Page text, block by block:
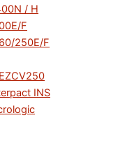
/ H
F
250E/F
INS